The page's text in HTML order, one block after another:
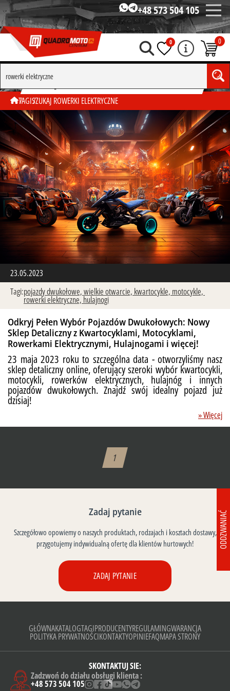
+48 573 504 105
0 0
SZUKAJ WG TAGU "ROWERKI ELEKTRYCZNE"
TAGISZUKAJ ROWERKI ELEKTRYCZNE
23.05.2023
Tagi:pojazdy dwukołowe,wielkie otwarcie, kwartocykle, motocykle,
rowerki elektryczne,hulajnogi
Odkryj Pełen Wybór Pojazdów Dwukołowych: Nowy
Sklep Detaliczny z Kwartocyklami, Motocyklami,
Rowerkami Elektrycznymi, Hulajnogami i więcej!
23 maja 2023 roku to szczególna data - otworzyliśmy nasz
sklep detaliczny online, oferujący szeroki wybór kwartocykli,
motocykli, rowerków elektrycznych, hulajnóg i innych
pojazdów dwukołowych. Znajdź swój idealny pojazd już
dzisiaj!
» Więcej
1
Zadaj pytanie
Szczegółowo opowiemy o naszych produktach, rodzajach i kosztach dostawy,
przygotujemy indywidualną ofertę dla klientów hurtowych!
ZADAJ PYTANIE
GŁÓWNAKATALOGTAGIPRODUCENTYREGULAMINGWARANCJA
POLITYKA PRYWATNOŚCIKONTAKTYOPINIEFAQMAPA STRONY
SKONTAKTUJ SIE:
Zadzwoń do działu obsługi klienta :
+48 573 504 105
ODDZWANIAĆ